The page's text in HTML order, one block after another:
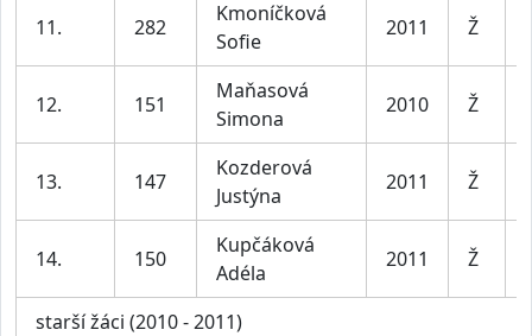
11. 282
Kmoníčková
Sofie
2011 Ž
12. 151
Maňasová
Simona
2010 Ž
13. 147
Kozderová
Justýna
2011 Ž
14. 150
Kupčáková
Adéla
2011 Ž
starší žáci (2010 - 2011)